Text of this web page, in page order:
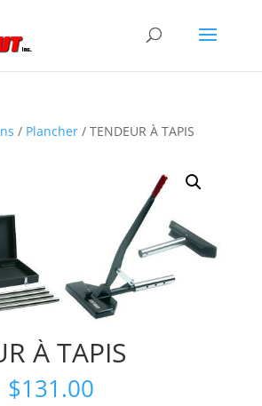
/ Plancher/ TENDEUR À TAPIS
À TAPIS
$131.00Plage